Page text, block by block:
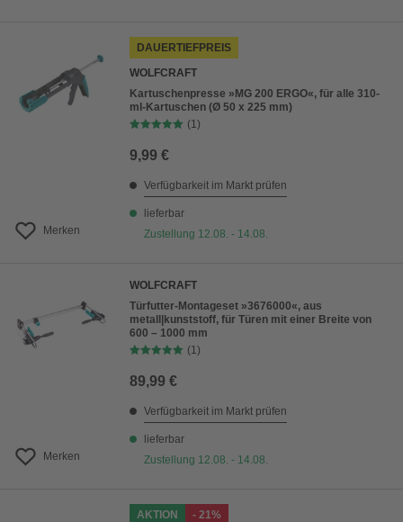
Merken
DAUERTIEFPREIS
WOLFCRAFT
Kartuschenpresse »MG 200 ERGO«, für alle 310-
ml-Kartuschen (Ø 50 x 225 mm)
(1)
9,99 €
Verfügbarkeit im Markt prüfen
lieferbar
Zustellung 12.08. - 14.08.
Merken
WOLFCRAFT
Türfutter-Montageset »3676000«, aus
metall|kunststoff, für Türen mit einer Breite von
600 – 1000 mm
(1)
89,99 €
Verfügbarkeit im Markt prüfen
lieferbar
Zustellung 12.08. - 14.08.
AKTION
- 21%